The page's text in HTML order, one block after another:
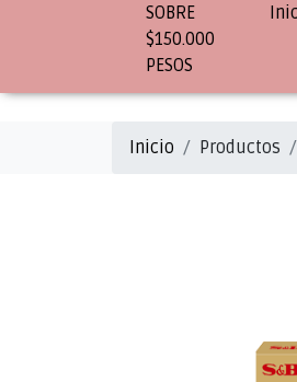
SOBRE
$150.000
PESOS
Inicio Productos